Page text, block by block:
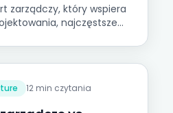
zarządczy, który wspiera
najczęstsze
12 min czytania